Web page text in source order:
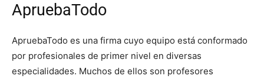
ApruebaTodo
ApruebaTodo es una firma cuyo equipo está conformado
por profesionales de primer nivel en diversas
especialidades. Muchos de ellos son profesores